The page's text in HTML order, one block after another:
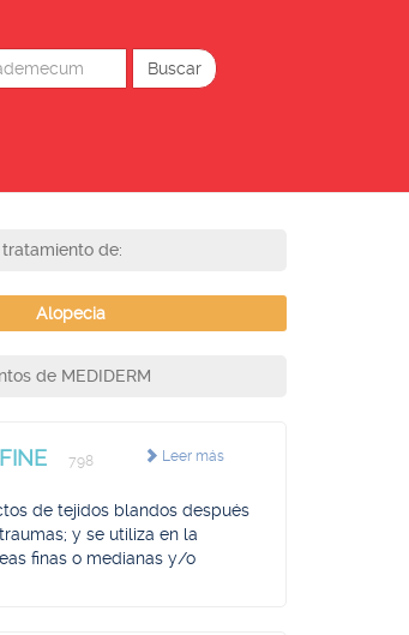
de:
Alopecia
de MEDIDERM
Leer más
798
de tejidos blandos después
y se utiliza en la
finas o medianas y/o